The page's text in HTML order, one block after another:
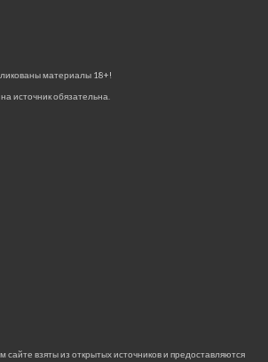
материалы 18+!
источник обязательна.
взяты из открытых источников и предоставляются